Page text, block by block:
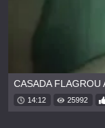
14:12 25992